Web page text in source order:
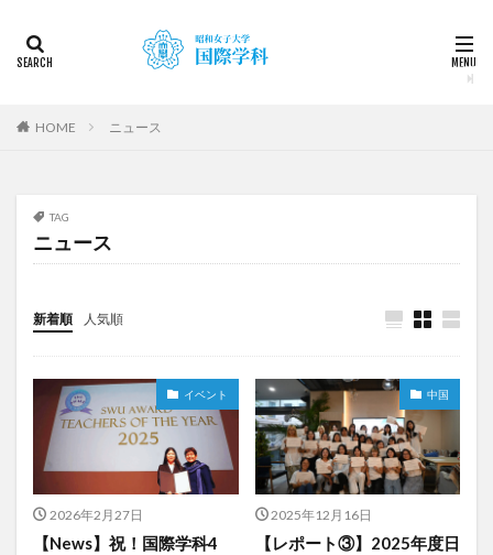
HOME ニュース
TAG
ニュース
新着順 人気順
イベント
2026年2月27日
【News】祝！国際学科4
中国
2025年12月16日
【レポート③】2025年度日
The British School in Tokyo（BST）
アンバサダー
インターンシップ・就職活動
オーストラリア
オーストラリア（UQ)
オープンキャンパス
オフライン授業
お正月 お茶会
カーン
カーン・ノルマンディー大学Carré international留学
キャリア
キャンパスライフ
クイーンズランド
コンテスト
シンポジウム